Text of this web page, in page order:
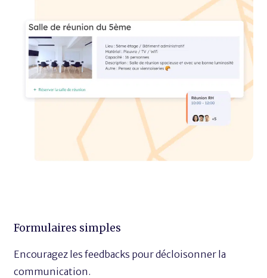
Formulaires simples
Encouragez les feedbacks pour décloisonner la
communication.